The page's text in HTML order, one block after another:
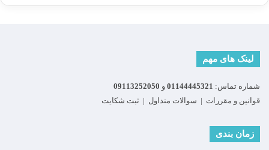
لینک های مهم
شماره تماس: 01144445321 و 09113252050
قوانین و مقررات | سوالات متداول | ثبت شکایت
زمان بندی